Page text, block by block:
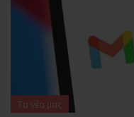
Τα νέα μας